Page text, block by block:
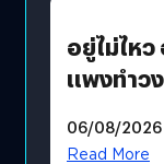
อยู่ไม่ไห
แพงทำว
?
06/08/2026
Read More